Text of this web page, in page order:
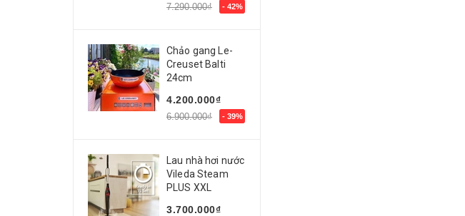
7.290.000₫ - 42%
Chảo gang Le-
Creuset Balti
24cm
4.200.000₫
6.900.000₫ - 39%
Lau nhà hơi nước
Vileda Steam
PLUS XXL
3.700.000₫